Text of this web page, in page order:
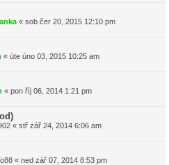
« sob čer 20, 2015 12:10 pm
« úte úno 03, 2015 10:25 am
« pon říj 06, 2014 1:21 pm
« stř zář 24, 2014 6:06 am
« ned zář 07, 2014 8:53 pm